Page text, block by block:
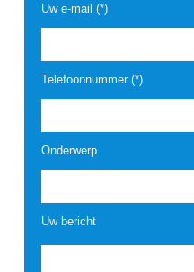
Uw e-mail (*)
Telefoonnummer (*)
Onderwerp
Uw bericht